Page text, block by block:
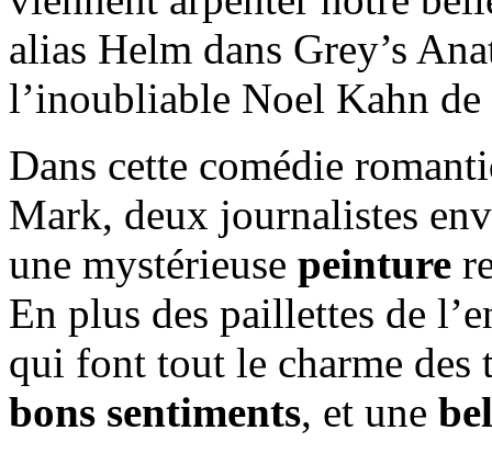
alias Helm dans Grey’s
l’inoubliable Noel Kahn
Dans cette comédie
Mark, deux journalistes
une mystérieuse peinture
En plus des paillettes de
qui font tout le charme
bons sentiments, et une